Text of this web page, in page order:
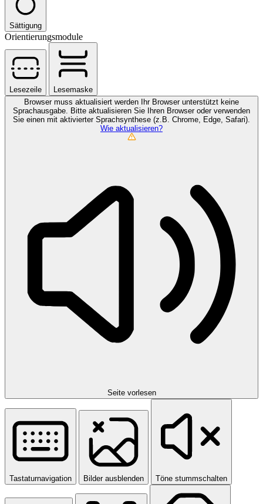
Sättigung
Orientierungsmodule
Lesezeile
Lesemaske
Browser muss aktualisiert werden
Ihr Browser unterstützt keine
Sprachausgabe. Bitte aktualisieren Sie Ihren Browser oder verwenden
Sie einen mit aktivierter Sprachsynthese (z.B. Chrome, Edge, Safari).
Wie aktualisieren?
Seite vorlesen
Tastaturnavigation Bilder ausblenden Töne stummschalten